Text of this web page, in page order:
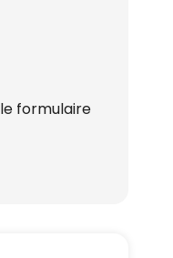
formulaire